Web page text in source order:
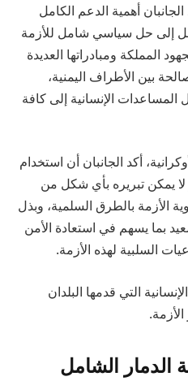
أهمية الدعم الكامل
إلى حل سياسي شامل للأزمة
المملكة ومبادراتها العديدة
بين الأطراف اليمنية،
الإنسانية إلى كافة
أكد الجانبان أن استخدام
لا يمكن تبريره بأي شكل من
الأزمة بالطرق السلمية، وبذل
بما يسهم في استعادة الأمن
السلبية لهذه الأزمة.
التي قدمها البلدان
الدمار الشامل